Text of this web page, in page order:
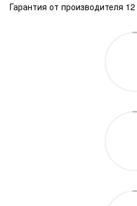
Гарантия от производителя